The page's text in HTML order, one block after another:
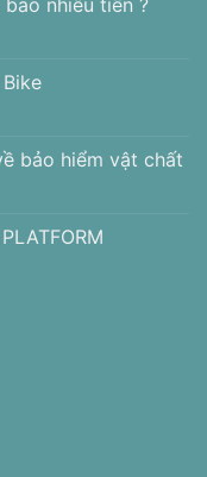
nhiêu tiền ?
bảo hiểm vật chất